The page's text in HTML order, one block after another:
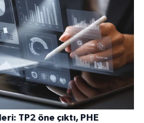
TP2 öne çıktı, PHE